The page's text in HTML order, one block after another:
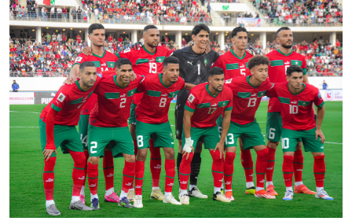
جديدةجديدةجديدةجديدةجديدة